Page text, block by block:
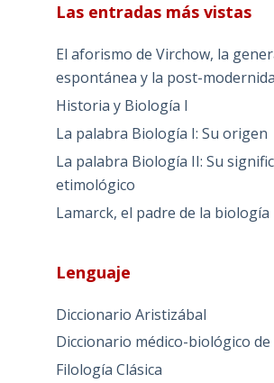
Las entradas más vistas
El aforismo de Virchow, la
espontánea y la post-
Historia y Biología I
La palabra Biología I: Su origen
La palabra Biología II: Su
etimológico
Lamarck, el padre de la biología
Lenguaje
Diccionario Aristizábal
Diccionario médico-biológico de
Filología Clásica